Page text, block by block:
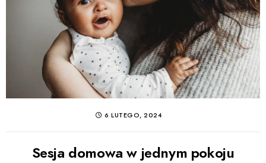
6 LUTEGO, 2024
Sesja domowa w jednym pokoju